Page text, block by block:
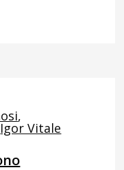
,
Igor Vitale